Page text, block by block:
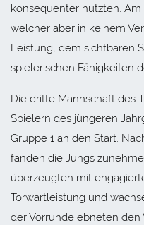
konsequenter nutzten. Am
welcher aber in keinem
Leistung, dem sichtbaren
spielerischen Fähigkeiten
Die dritte Mannschaft des
Spielern des jüngeren
Gruppe 1 an den Start.
fanden die Jungs
überzeugten mit
Torwartleistung und
der Vorrunde ebneten